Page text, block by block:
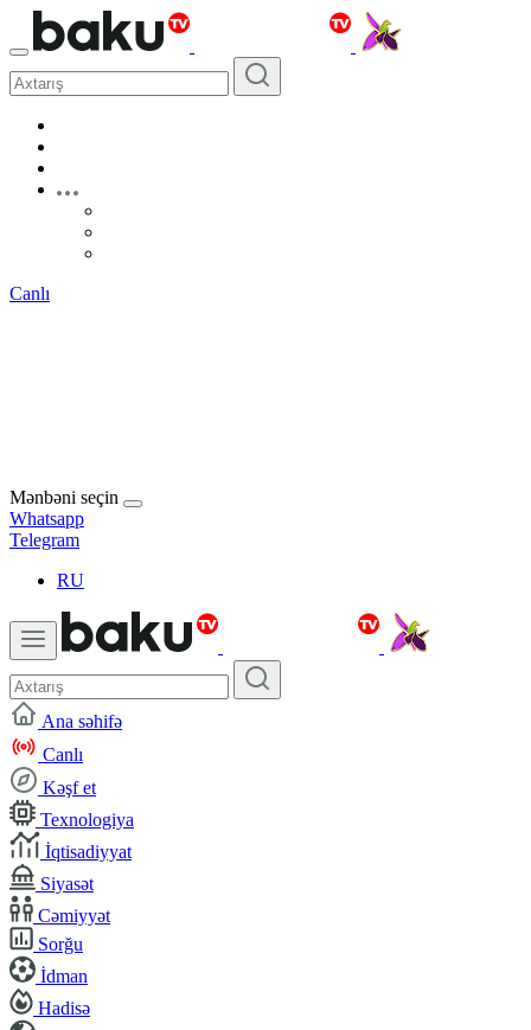
Canlı
Mənbəni seçin
Whatsapp
Telegram
RU
Ana səhifə
Canlı
Kəşf et
Texnologiya
İqtisadiyyat
Siyasət
Cəmiyyət
Sorğu
İdman
Hadisə